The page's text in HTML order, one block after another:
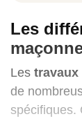
Pour
notre
à votre
gratuit
Les
Les travaux
de
spécifiques.